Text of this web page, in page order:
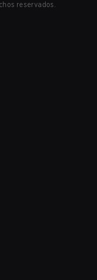
reservados.